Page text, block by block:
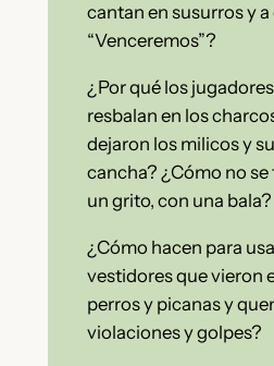
cantan en susurros y
“Venceremos”?
¿Por qué los
resbalan en los
dejaron los milicos y
cancha? ¿Cómo no
un grito, con una bala?
¿Cómo hacen para
vestidores que vieron
perros y picanas y
violaciones y golpes?